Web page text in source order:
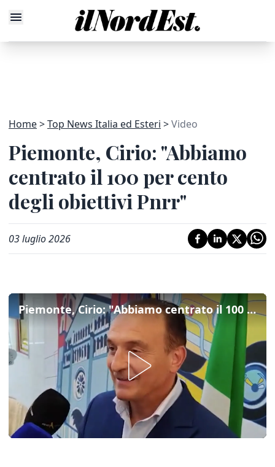
Home Top News Italia ed Esteri Video
Piemonte, Cirio: "Abbiamo
centrato il 100 per cento
degli obiettivi Pnrr"
03 luglio 2026
Piemonte, Cirio: "Abbiamo centrato il 100 per cento degli obiettivi Pnrr"